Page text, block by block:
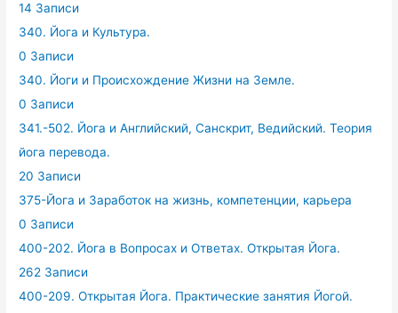
14 Записи
340. Йога и Культура.
0 Записи
340. Йоги и Происхождение Жизни на Земле.
0 Записи
341.-502. Йога и Английский, Санскрит, Ведийский. Теория
йога перевода.
20 Записи
375-Йога и Заработок на жизнь, компетенции, карьера
0 Записи
400-202. Йога в Вопросах и Ответах. Открытая Йога.
262 Записи
400-209. Открытая Йога. Практические занятия Йогой.